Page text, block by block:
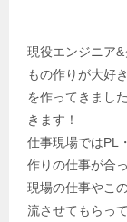
現役エンジニア&
もの作りが大好
を作ってきまし
きます！
仕事現場ではPL
作りの仕事が合
現場の仕事やこ
流させてもらっ